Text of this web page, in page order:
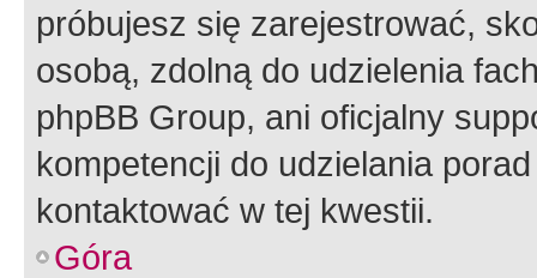
próbujesz się zarejestrować,
osobą, zdolną do udzielenia
phpBB Group, ani oficjalny
kompetencji do udzielania
kontaktować w tej kwestii.
Góra